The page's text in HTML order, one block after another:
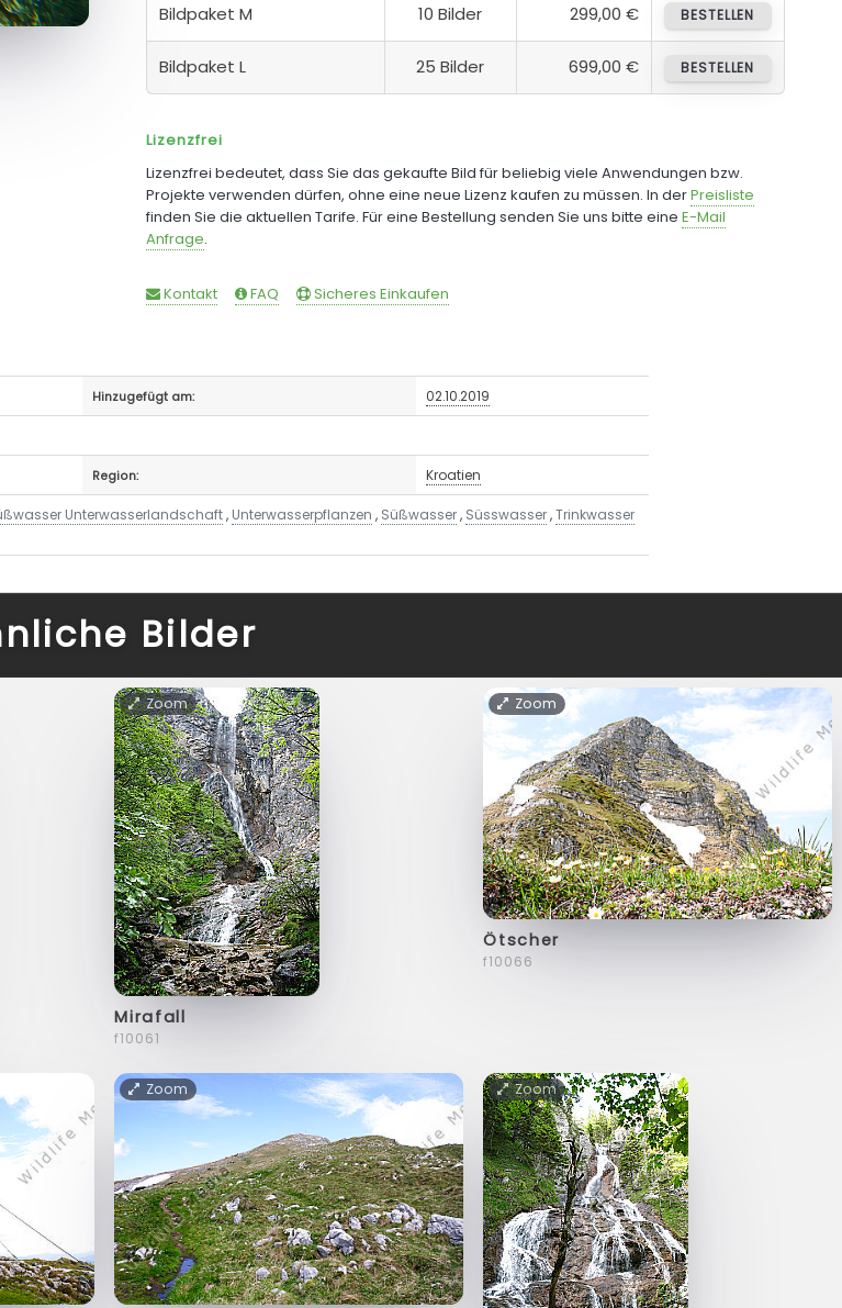
Bildpaket M 10 Bilder 299,00 € BESTELLEN
Bildpaket L 25 Bilder 699,00 € BESTELLEN
Lizenzfrei
Lizenzfrei bedeutet, dass Sie das gekaufte Bild für beliebig viele Anwendungen bzw.
Projekte verwenden dürfen, ohne eine neue Lizenz kaufen zu müssen. In derPreisliste
finden Sie die aktuellen Tarife. Für eine Bestellung senden Sie uns bitte eine E-Mail
Anfrage.
Kontakt FAQ Sicheres Einkaufen
Hinzugefügt am: 02.10.2019
Region: Kroatien
Unterwasserlandschaft, Unterwasserpflanzen , Süßwasser, Süsswasser,Trinkwasser
Bilder
Zoom
Mirafall
f10061
Zoom
Ötscher
f10066
Zoom Zoom